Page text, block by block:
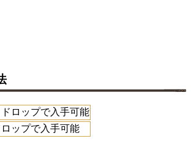
ロップで入手可能
ップで入手可能